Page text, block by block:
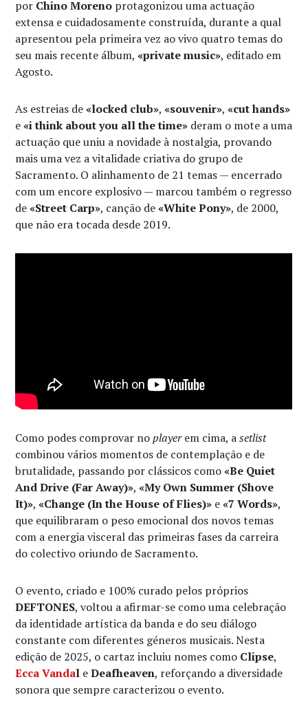
por Chino Moreno protagonizou uma actuação
extensa e cuidadosamente construída, durante a qual
apresentou pela primeira vez ao vivo quatro temas do
seu mais recente álbum,«private music», editado em
Agosto.
As estreias de«locked club»,«souvenir»,«cut hands»
e«i think about you all the time» deram o mote a uma
actuação que uniu a novidade à nostalgia, provando
mais uma vez a vitalidade criativa do grupo de
Sacramento. O alinhamento de 21 temas — encerrado
com um encore explosivo — marcou também o regresso
de«Street Carp», canção de«White Pony», de 2000,
que não era tocada desde 2019.
Como podes comprovar noplayerem cima, asetlist
combinou vários momentos de contemplação e de
brutalidade, passando por clássicos como«Be Quiet
And Drive (Far Away)»,«My Own Summer (Shove
It)»,«Change (In the House of Flies)» e«7 Words»,
que equilibraram o peso emocional dos novos temas
com a energia visceral das primeiras fases da carreira
do colectivo oriundo de Sacramento.
O evento, criado e 100% curado pelos próprios
DEFTONES, voltou a afirmar-se como uma celebração
da identidade artística da banda e do seu diálogo
constante com diferentes géneros musicais. Nesta
edição de 2025, o cartaz incluiu nomes como Clipse,
Ecca Vandal eDeafheaven, reforçando a diversidade
sonora que sempre caracterizou o evento.